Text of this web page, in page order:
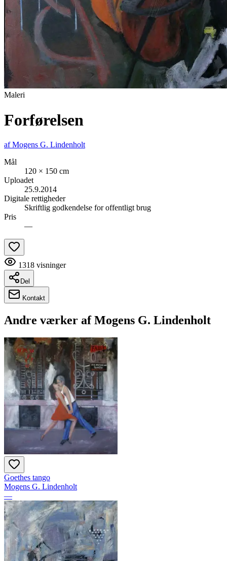
Maleri
Forførelsen
afMogens G. Lindenholt
Mål
120 × 150 cm
Uploadet
25.9.2014
Digitale rettigheder
Skriftlig godkendelse for offentligt brug
Pris
—
1318 visninger
Del
Kontakt
Andre værker afMogens G. Lindenholt
Goethes tango
Mogens G. Lindenholt
—